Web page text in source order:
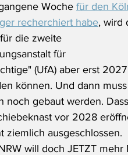
Woche für den
recherchiert habe, wird
die zweite
für
(UfA) aber erst 2027
können. Und dann
noch gebaut werden.
vor 2028
ziemlich ausgeschlossen.
will doch JETZT